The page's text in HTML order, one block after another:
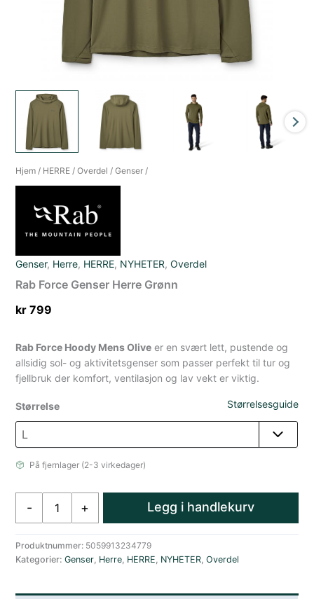
Hjem / HERRE /Overdel /Genser /
Genser, Herre, HERRE, NYHETER,Overdel
Rab Force Genser Herre Grønn
kr 799
Rab Force Hoody Mens Olive er en svært lett, pustende og
allsidig sol- og aktivitetsgenser som passer perfekt til tur og
fjellbruk der komfort, ventilasjon og lav vekt er viktig.
Størrelsesguide
Størrelse
På fjernlager (2-3 virkedager)
-
Herre
Grønn
+ Legg i handlekurv
Produktnummer: 5059913234779
Kategorier:Genser, Herre, HERRE, NYHETER,Overdel